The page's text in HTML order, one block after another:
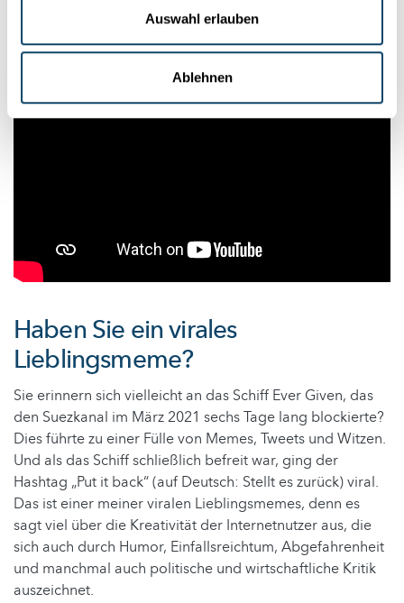
Auswahl erlauben
Ablehnen
Haben Sie ein virales
Lieblingsmeme?
Sie erinnern sich vielleicht an das Schiff Ever Given, das
den Suezkanal im März 2021 sechs Tage lang blockierte?
Dies führte zu einer Fülle von Memes, Tweets und Witzen.
Und als das Schiff schließlich befreit war, ging der
Hashtag „Put it back“ (auf Deutsch: Stellt es zurück) viral.
Das ist einer meiner viralen Lieblingsmemes, denn es
sagt viel über die Kreativität der Internetnutzer aus, die
sich auch durch Humor, Einfallsreichtum, Abgefahrenheit
und manchmal auch politische und wirtschaftliche Kritik
auszeichnet.